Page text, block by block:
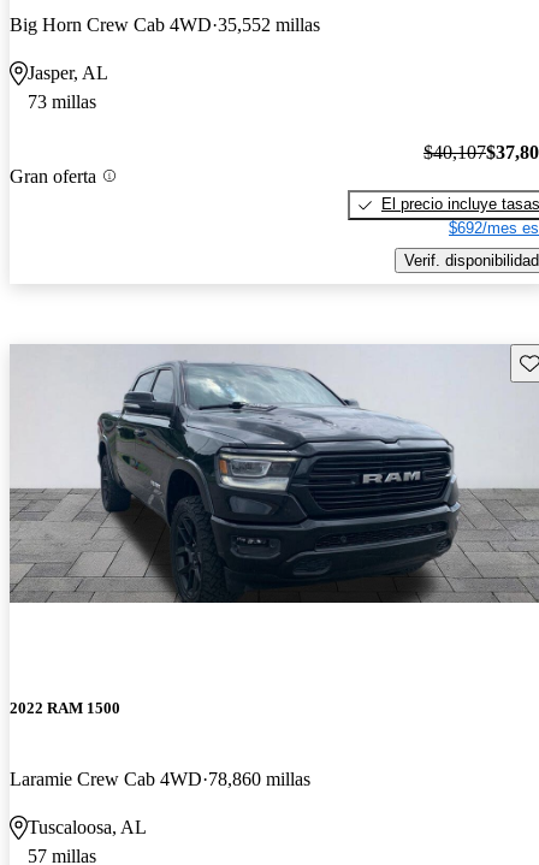
Big Horn Crew Cab 4WD 35,552 millas
Jasper, AL
73 millas
Gran oferta
$40,107
El precio incluye tasas
$692/mes
Verif. disponibilidad
2022 RAM 1500
Laramie Crew Cab 4WD 78,860 millas
Tuscaloosa, AL
57 millas